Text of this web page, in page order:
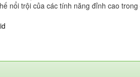
nổi trội của các tính năng đỉnh cao